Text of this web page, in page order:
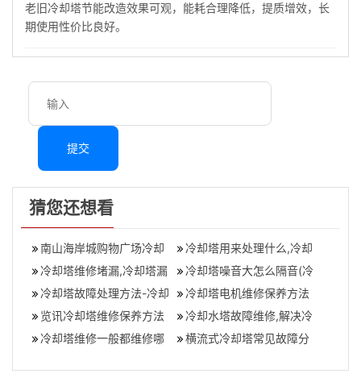
老旧冷却塔节能改造效果可观，能耗合理降低，提质增效，长
期使用性价比良好。
提交
猜您还想看
南山海岸城购物广场冷却
塔维修项目
冷却塔用来处理什么,冷却
塔工作原理与用途
冷却塔维修堵漏,冷却塔漏
水解决办法
冷却塔噪音大怎么隔音(冷
却塔如何降低噪音)
冷却塔故障处理方法-冷却
塔维修注意事项有哪些？
冷却塔电机维修保养方法
览讯冷却塔维修保养方法
冷却水塔故障维修,解决冷
却水塔故障的维修方法
冷却塔维修一般都维修哪
横流式冷却塔常见故障分